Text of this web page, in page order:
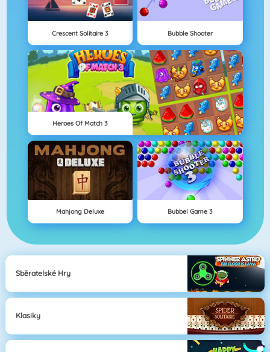
Crescent Solitaire 3 Bubble Shooter
Heroes Of Match 3
Mahjong Deluxe Bubbel Game 3
Sběratelské Hry
Klasiky